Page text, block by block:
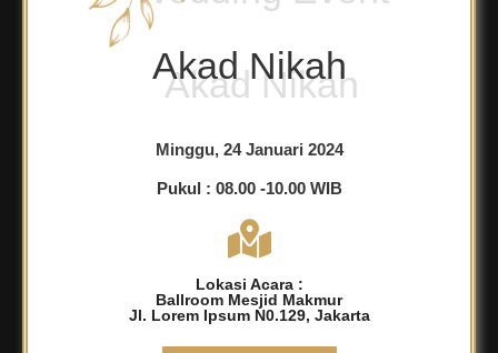
Akad Nikah
Minggu, 24 Januari 2024
Pukul : 08.00 -10.00 WIB
Lokasi Acara :
Ballroom Mesjid Makmur
Jl. Lorem Ipsum N0.129, Jakarta